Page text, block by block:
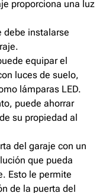
proporciona una luz
debe instalarse
equipar el
luces de suelo,
lámparas LED.
puede ahorrar
su propiedad al
del garaje con un
que pueda
Esto le permite
de la puerta del